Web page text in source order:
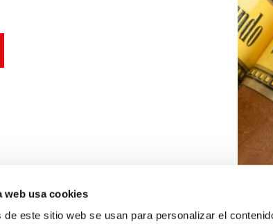
web usa cookies
de este sitio web se usan para personalizar el